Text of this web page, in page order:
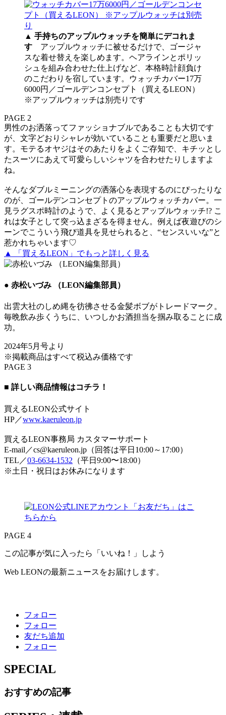
▲ 手持ちのアップルウォッチを簡単にデコれま
す アップルウォッチに被せるだけで、ゴージャ
スな着せ替えを楽しめます。ヘアラインとポリッ
シュを組み合わせた仕上げなど、本格時計顔負け
のこだわりを宿しています。ウォッチカバー17万
6000円／ゴールデンコンセプト（買えるLEON）
※アップルウォッチは別売りです
PAGE 2
男性のお洒落ってファッショナブルであることも大切です
が、文字どおりシャレが効いていることも重要だと思いま
す。モテるオヤジはそのあたりをよくご存知で、キチッとし
たスーツにあえて可愛らしいシャツを合わせたりしますよ
ね。
そんなダブルミーニングの洒落心を表現するのにぴったりな
のが、ゴールデンコンセプトのアップルウォッチカバー。一
見ラグスポ時計のようで、よく見るとアップルウォッチ!? こ
れは女子として突っ込まざるを得ません。例えば夜遊びのシ
ーンでこういう飛び道具を見せられると、“センスいいな”と
惹かれちゃいます♡
▲ 「買えるLEON」でもっと詳しく見る
● 赤松いづみ （LEON編集部員）
出雲大社のしめ縄を彷彿させる金髪ボブがトレードマーク。
毎晩飲み歩くうちに、いつしかお酒担当を掴み取ることに成
功。
2024年5月号より
※掲載商品はすべて税込み価格です
PAGE 3
■ 詳しい商品情報はコチラ！
買えるLEON公式サイト
HP／www.kaeruleon.jp
買えるLEON事務局 カスタマーサポート
E-mail／cs@kaeruleon.jp（回答は平日10:00～17:00）
TEL／03-6634-1532 （平日9:00〜18:00）
※土日・祝日はお休みになります
PAGE 4
この記事が気に入ったら「いいね！」しよう
Web LEONの最新ニュースをお届けします。
フォロー
フォロー
友だち追加
フォロー
SPECIAL
おすすめの記事